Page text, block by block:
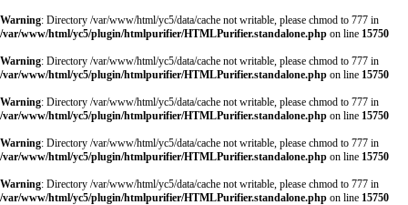
Warning: Directory /var/www/html/yc5/data/cache not writable, please chmod to 777 in
/var/www/html/yc5/plugin/htmlpurifier/HTMLPurifier.standalone.php on line 15750
Warning: Directory /var/www/html/yc5/data/cache not writable, please chmod to 777 in
/var/www/html/yc5/plugin/htmlpurifier/HTMLPurifier.standalone.php on line 15750
Warning: Directory /var/www/html/yc5/data/cache not writable, please chmod to 777 in
/var/www/html/yc5/plugin/htmlpurifier/HTMLPurifier.standalone.php on line 15750
Warning: Directory /var/www/html/yc5/data/cache not writable, please chmod to 777 in
/var/www/html/yc5/plugin/htmlpurifier/HTMLPurifier.standalone.php on line 15750
Warning: Directory /var/www/html/yc5/data/cache not writable, please chmod to 777 in
/var/www/html/yc5/plugin/htmlpurifier/HTMLPurifier.standalone.php on line 15750